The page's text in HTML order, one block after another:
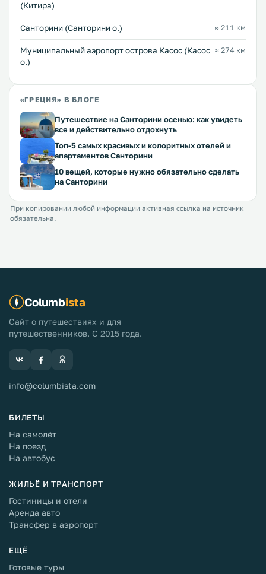
(Китира)
Санторини (Санторини о.) ≈ 211 км
Муниципальный аэропорт острова Касос (Касос
о.)
≈ 274 км
«ГРЕЦИЯ» В БЛОГЕ
Путешествие на Санторини осенью: как увидеть
все и действительно отдохнуть
Топ-5 самых красивых и колоритных отелей и
апартаментов Санторини
10 вещей, которые нужно обязательно сделать
на Санторини
При копировании любой информации активная ссылка на источник
обязательна.
Columbista
Сайт о путешествиях и для
путешественников. С 2015 года.
info@columbista.com
БИЛЕТЫ
На самолёт
На поезд
На автобус
ЖИЛЬЁ И ТРАНСПОРТ
Гостиницы и отели
Аренда авто
Трансфер в аэропорт
ЕЩЁ
Готовые туры